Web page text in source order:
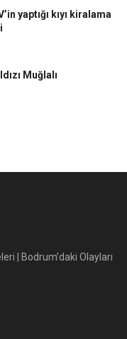
yaptığı kıyı kiralama
Muğlalı
| Bodrum’daki Olayları